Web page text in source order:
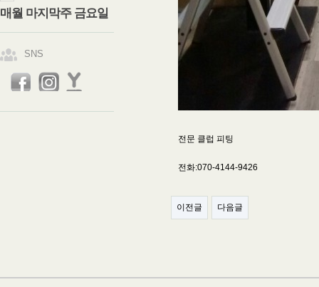
매월 마지막주 금요일
SNS
전문 클럽 피팅
전화:070-4144-9426
이전글 다음글